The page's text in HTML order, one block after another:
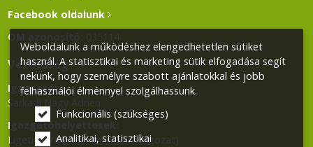
Facebook oldalunk
OM azonosító: 035114
Vezetőség
Igazgató:
Sarkadi Nagy Adrien
Igazgatóhelyettesek:
Ligetiné Varga Andrea (alsó tagozat)
Weboldalunk a működéshez elengedhetetlen sütiket
használ. A statisztikai és marketing sütik elfogadása segít
nekünk, hogy személyre szabott ajánlatokkal és jobb
felhasználói élménnyel szolgálhassunk.
Funkcionális (szükséges)
Analitikai, statisztikai